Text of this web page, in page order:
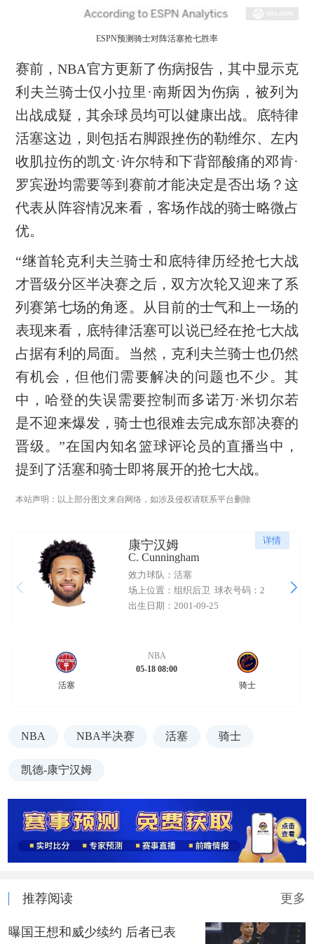
ESPN预测骑士对阵活塞抢七胜率
赛前，NBA官方更新了伤病报告，其中显示克
利夫兰骑士仅小拉里·南斯因为伤病，被列为
出战成疑，其余球员均可以健康出战。底特律
活塞这边，则包括右脚跟挫伤的勒维尔、左内
收肌拉伤的凯文·许尔特和下背部酸痛的邓肯·
罗宾逊均需要等到赛前才能决定是否出场？这
代表从阵容情况来看，客场作战的骑士略微占
优。
“继首轮克利夫兰骑士和底特律历经抢七大战
才晋级分区半决赛之后，双方次轮又迎来了系
列赛第七场的角逐。从目前的士气和上一场的
表现来看，底特律活塞可以说已经在抢七大战
占据有利的局面。当然，克利夫兰骑士也仍然
有机会，但他们需要解决的问题也不少。其
中，哈登的失误需要控制而多诺万·米切尔若
是不迎来爆发，骑士也很难去完成东部决赛的
晋级。”在国内知名篮球评论员的直播当中，
提到了活塞和骑士即将展开的抢七大战。
本站声明：以上部分图文来自网络，如涉及侵权请联系平台删除
详情
康宁汉姆
C. Cunningham
效力球队：活塞
场上位置：组织后卫 球衣号码：2
出生日期：2001-09-25
活塞
NBA
05-18 08:00
骑士
NBA NBA半决赛 活塞 骑士
凯德-康宁汉姆
推荐阅读 更多
曝国王想和威少续约 后者已表